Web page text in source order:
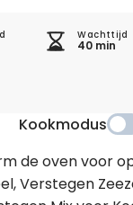
Wachttijd
40 min
Kookmodus
de oven voor
Verstegen